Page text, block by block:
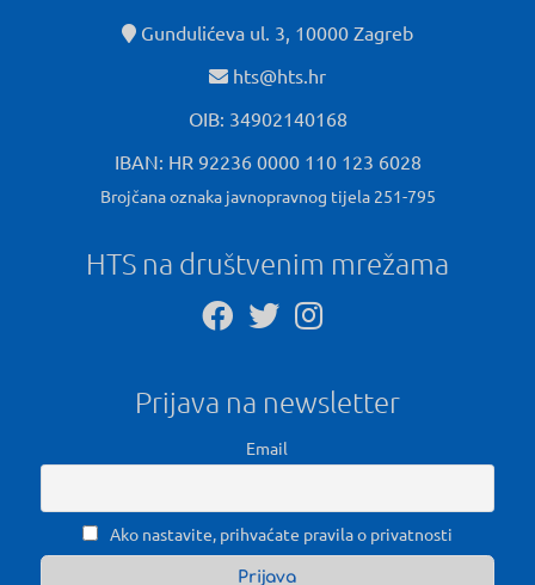
Gundulićeva ul. 3, 10000 Zagreb
hts@hts.hr
OIB: 34902140168
IBAN: HR 92236 0000 110 123 6028
Brojčana oznaka javnopravnog tijela 251-795
HTS na društvenim mrežama
Prijava na newsletter
Email
Ako nastavite, prihvaćate pravila o privatnosti